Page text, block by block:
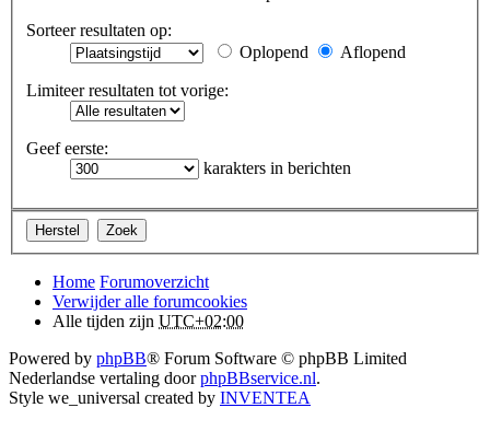
Sorteer resultaten op:
Oplopend
Aflopend
Limiteer resultaten tot vorige:
Geef eerste:
karakters in berichten
Home Forumoverzicht
Verwijder alle forumcookies
Alle tijden zijn UTC+02:00
Powered by phpBB® Forum Software © phpBB Limited
Nederlandse vertaling doorphpBBservice.nl.
Style we_universal created by INVENTEA